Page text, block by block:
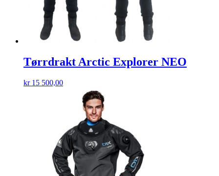
Tørrdrakt Arctic Explorer NEO
kr15 500,00